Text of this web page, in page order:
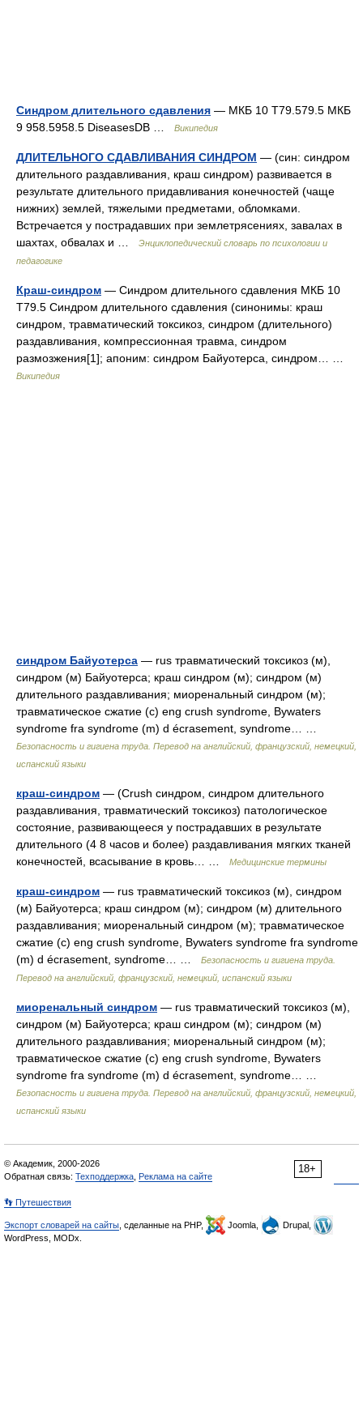
Синдром длительного сдавления — МКБ 10 T79.579.5 МКБ
9 958.5958.5 DiseasesDB …
Википедия
ДЛИТЕЛЬНОГО СДАВЛИВАНИЯ СИНДРОМ — (син: синдром
длительного раздавливания, краш синдром) развивается в
результате длительного придавливания конечностей (чаще
нижних) землей, тяжелыми предметами, обломками.
Встречается у пострадавших при землетрясениях, завалах в
шахтах, обвалах и …
Энциклопедический словарь по психологии и
педагогике
Краш-синдром — Синдром длительного сдавления МКБ 10
T79.5 Синдром длительного сдавления (синонимы: краш
синдром, травматический токсикоз, синдром (длительного)
раздавливания, компрессионная травма, синдром
размозжения[1]; апоним: синдром Байуотерса, синдром… …
Википедия
синдром Байуотерса — rus травматический токсикоз (м),
синдром (м) Байуотерса; краш синдром (м); синдром (м)
длительного раздавливания; миоренальный синдром (м);
травматическое сжатие (с) eng crush syndrome, Bywaters
syndrome fra syndrome (m) d écrasement, syndrome… …
Безопасность и гигиена труда. Перевод на английский, французский, немецкий,
испанский языки
краш-синдром — (Crush синдром, синдром длительного
раздавливания, травматический токсикоз) патологическое
состояние, развивающееся у пострадавших в результате
длительного (4 8 часов и более) раздавливания мягких тканей
конечностей, всасывание в кровь… …
Медицинские термины
краш-синдром — rus травматический токсикоз (м), синдром
(м) Байуотерса; краш синдром (м); синдром (м) длительного
раздавливания; миоренальный синдром (м); травматическое
сжатие (с) eng crush syndrome, Bywaters syndrome fra syndrome
(m) d écrasement, syndrome… …
Безопасность и гигиена труда.
Перевод на английский, французский, немецкий, испанский языки
миоренальный синдром — rus травматический токсикоз (м),
синдром (м) Байуотерса; краш синдром (м); синдром (м)
длительного раздавливания; миоренальный синдром (м);
травматическое сжатие (с) eng crush syndrome, Bywaters
syndrome fra syndrome (m) d écrasement, syndrome… …
Безопасность и гигиена труда. Перевод на английский, французский, немецкий,
испанский языки
18+
© Академик, 2000-2026
Обратная связь: Техподдержка Реклама на сайте
👣 Путешествия
Экспорт словарей на сайты , сделанные на PHP, Joomla,
Drupal,
WordPress, MODx.